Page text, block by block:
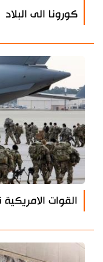
كورونا الى البلاد
القوات